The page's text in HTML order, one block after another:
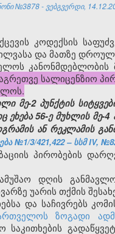
№3878 - ვებგვერდი,
კოდექსის
და მათზე
სალიცენზიო
მე-2 პუნქტის
ეხება 56-ე მუხლის
ან რეკლამის
№1/3/421,422 – სსმ IV,
პირობების
დღის
უარის თქმის
და საჩივრებს
ზოგადი
საკითხების